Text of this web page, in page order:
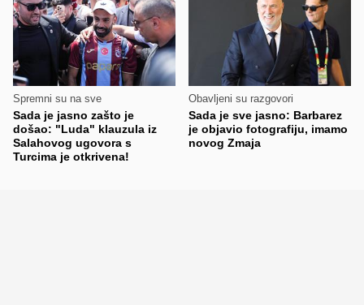
Spremni su na sve
Sada je jasno zašto je
došao: "Luda" klauzula iz
Salahovog ugovora s
Turcima je otkrivena!
Obavljeni su razgovori
Sada je sve jasno: Barbarez
je objavio fotografiju, imamo
novog Zmaja